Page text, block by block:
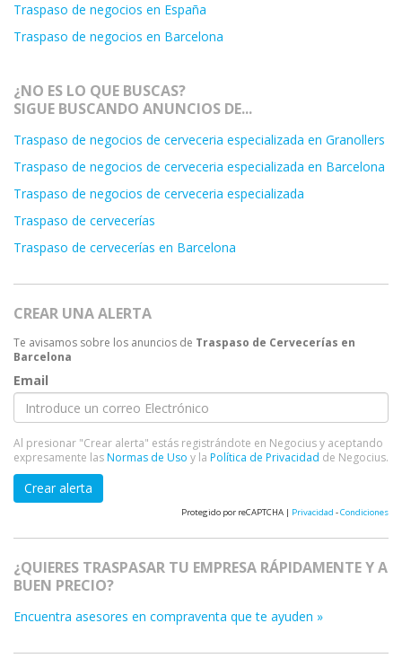
Traspaso de negocios en España
Traspaso de negocios en Barcelona
¿NO ES LO QUE BUSCAS?
SIGUE BUSCANDO ANUNCIOS DE...
Traspaso de negocios de cerveceria especializada en Granollers
Traspaso de negocios de cerveceria especializada en Barcelona
Traspaso de negocios de cerveceria especializada
Traspaso de cervecerías
Traspaso de cervecerías en Barcelona
CREAR UNA ALERTA
Te avisamos sobre los anuncios de Traspaso de Cervecerías en
Barcelona
Email
Al presionar "Crear alerta" estás registrándote en Negocius y aceptando
expresamente lasNormas de Uso y la Política de Privacidad de Negocius.
Crear alerta
Protegido por reCAPTCHA | Privacidad -Condiciones
¿QUIERES TRASPASAR TU EMPRESA RÁPIDAMENTE Y A
BUEN PRECIO?
Encuentra asesores en compraventa que te ayuden »